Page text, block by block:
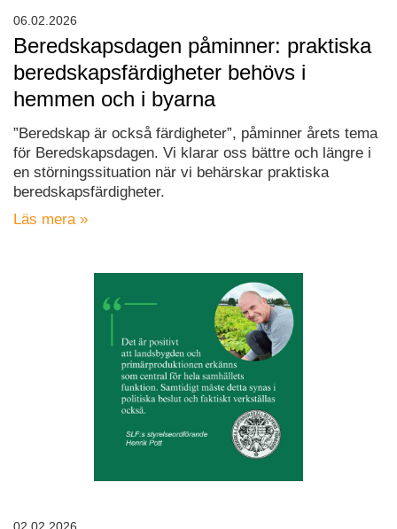
Beredskapsdagen påminner: praktiska
beredskapsfärdigheter behövs i
hemmen och i byarna
”Beredskap är också färdigheter”, påminner årets tema
för Beredskapsdagen. Vi klarar oss bättre och längre i
en störningssituation när vi behärskar praktiska
beredskapsfärdigheter.
Läs mera »
06.02.2026